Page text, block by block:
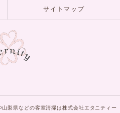
サイトマップ
梨県などの客室清掃は株式会社エタニティー